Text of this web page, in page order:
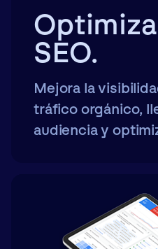
SEO.
Mejora la
tráfico orgánico,
audiencia y